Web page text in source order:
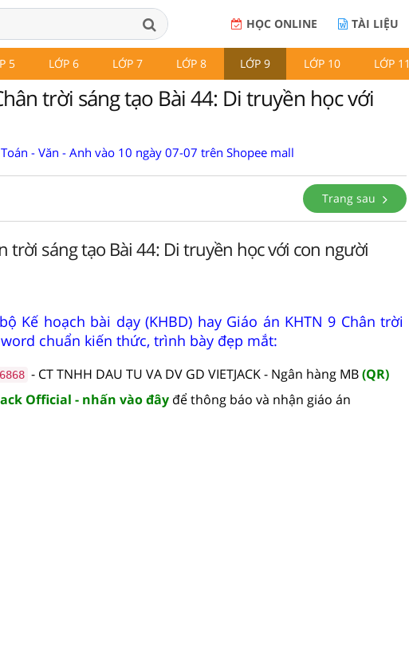
HỌC ONLINE TÀI LIỆU
5 LỚP 6 LỚP 7 LỚP 8 LỚP 9 LỚP 10 LỚP 11
trời sáng tạo Bài 44: Di truyền học với
- Văn - Anh vào 10 ngày 07-07 trên Shopee mall
Trang sau
trời sáng tạo Bài 44: Di truyền học với con người
Kế hoạch bài dạy (KHBD) hay Giáo án KHTN 9 Chân trời
chuẩn kiến thức, trình bày đẹp mắt:
- CT TNHH DAU TU VA DV GD VIETJACK - Ngân hàng MB(QR)
Official - nhấn vào đây để thông báo và nhận giáo án